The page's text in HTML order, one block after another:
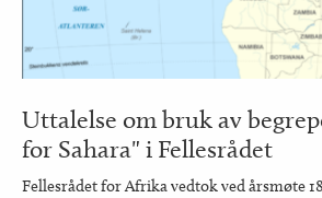
Uttalelse om bruk av
for Sahara" i Fellesrådet
Fellesrådet for Afrika vedtok ved årsmøte